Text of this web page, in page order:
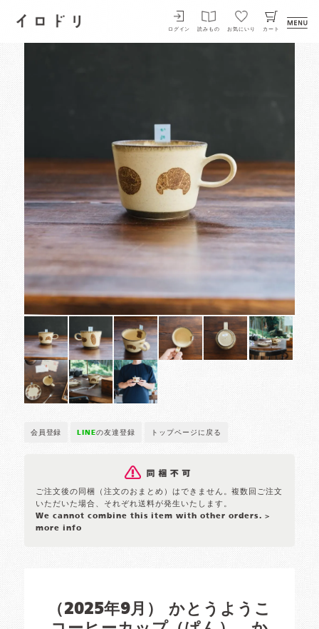
イロドリ
ログイン 読みもの お気にいり カート
会員登録 LINEの友達登録 トップページに戻る
ご注文後の同梱（注文のおまとめ）はできません。複数回ご注文
いただいた場合、それぞれ送料が発生いたします。
We cannot combine this item with other orders. >
more info
（2025年9月） かとうようこ